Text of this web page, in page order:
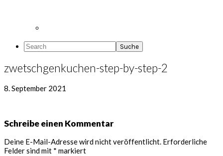
Search
zwetschgenkuchen-step-by-step-2
8. September 2021
Leser-
Interaktionen
Schreibe einen Kommentar
Deine E-Mail-Adresse wird nicht veröffentlicht. Erforderliche
Felder sind mit * markiert